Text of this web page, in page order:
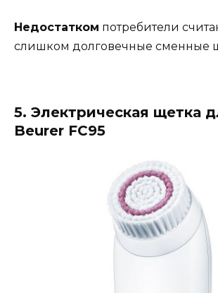
Недостатком потребители
слишком долговечные сменные
5. Электрическая щетка
Beurer FC95